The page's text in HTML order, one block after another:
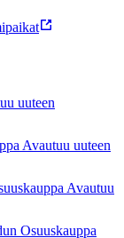
uuteen
Avautuu uuteen
Avautuu
Osuuskauppa